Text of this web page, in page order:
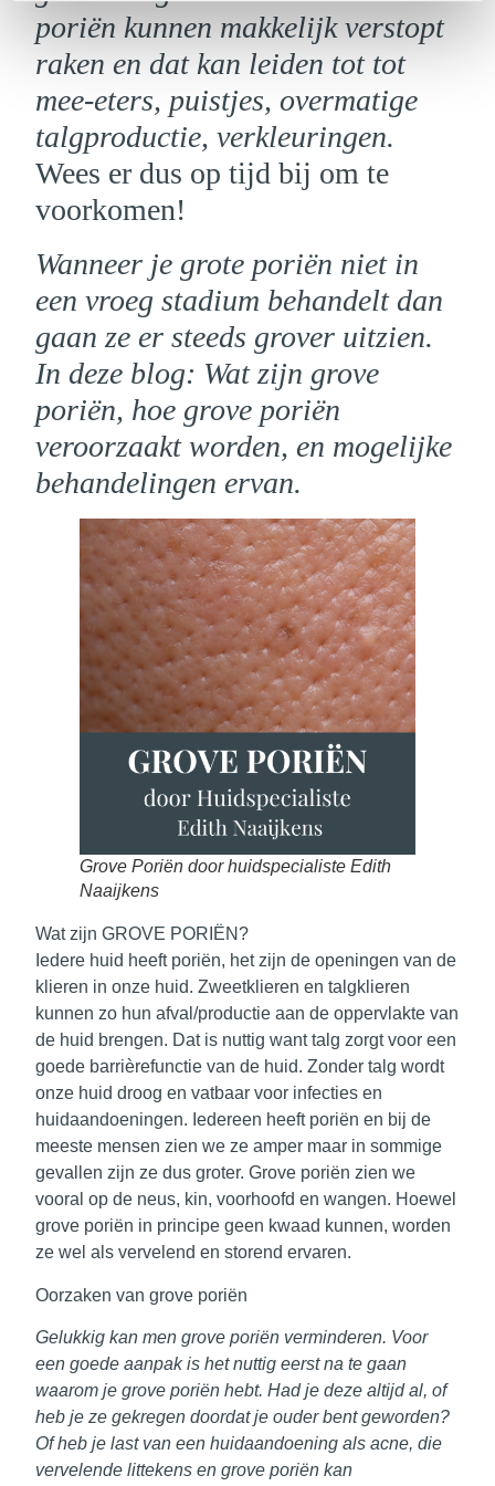
poriën kunnen makkelijk verstopt
raken en dat kan leiden tot tot
mee-eters, puistjes, overmatige
talgproductie, verkleuringen.
Wees er dus op tijd bij om te
voorkomen!
Wanneer je grote poriën niet in
een vroeg stadium behandelt dan
gaan ze er steeds grover uitzien.
In deze blog: Wat zijn grove
poriën, hoe grove poriën
veroorzaakt worden, en mogelijke
behandelingen ervan.
Grove Poriën door huidspecialiste Edith
Naaijkens
Wat zijn GROVE PORIËN?
Iedere huid heeft poriën, het zijn de openingen van de
klieren in onze huid. Zweetklieren en talgklieren
kunnen zo hun afval/productie aan de oppervlakte van
de huid brengen. Dat is nuttig want talg zorgt voor een
goede barrièrefunctie van de huid. Zonder talg wordt
onze huid droog en vatbaar voor infecties en
huidaandoeningen. Iedereen heeft poriën en bij de
meeste mensen zien we ze amper maar in sommige
gevallen zijn ze dus groter. Grove poriën zien we
vooral op de neus, kin, voorhoofd en wangen. Hoewel
grove poriën in principe geen kwaad kunnen, worden
ze wel als vervelend en storend ervaren.
Oorzaken van grove poriën
Gelukkig kan men grove poriën verminderen. Voor
een goede aanpak is het nuttig eerst na te gaan
waarom je grove poriën hebt. Had je deze altijd al, of
heb je ze gekregen doordat je ouder bent geworden?
Of heb je last van een huidaandoening als acne, die
vervelende littekens en grove poriën kan